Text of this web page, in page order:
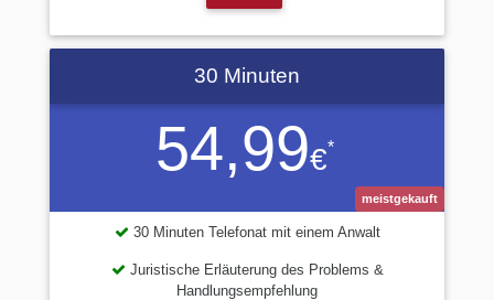
54,99€*
30 Minuten
meistgekauft
30 Minuten Telefonat mit einem Anwalt
Juristische Erläuterung des Problems &
Handlungsempfehlung